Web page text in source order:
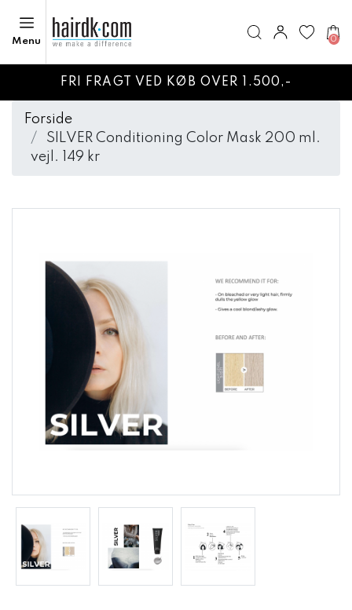
Menu 0
FRI FRAGT VED KØB OVER 1.500,-
Forside
SILVER Conditioning Color Mask 200 ml.
vejl. 149 kr